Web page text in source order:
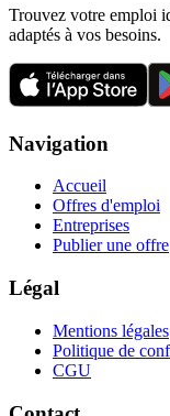
Trouvez votre emploi
adaptés à vos besoins.
Navigation
Accueil
Offres d'emploi
Entreprises
Publier une offre
Légal
Mentions légales
Politique de
CGU